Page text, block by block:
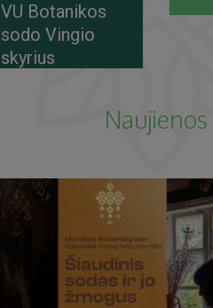
VU Botanikos
sodo Vingio
skyrius
Naujienos